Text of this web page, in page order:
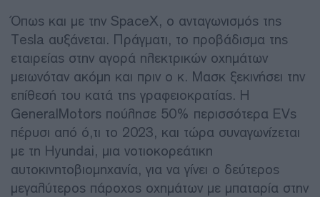
Όπως και με την SpaceX, ο ανταγωνισμός της
Tesla αυξάνεται. Πράγματι, το προβάδισμα της
εταιρείας στην αγορά ηλεκτρικών οχημάτων
μειωνόταν ακόμη και πριν ο κ. Μασκ ξεκινήσει την
επίθεσή του κατά της γραφειοκρατίας. Η
GeneralMotors πούλησε 50% περισσότερα EVs
πέρυσι από ό,τι το 2023, και τώρα συναγωνίζεται
με τη Hyundai, μια νοτιοκορεάτικη
αυτοκινητοβιομηχανία, για να γίνει ο δεύτερος
μεγαλύτερος πάροχος οχημάτων με μπαταρία στην